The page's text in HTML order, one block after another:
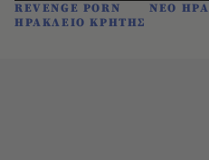
REVENGE PORN
ΝΕΟ
ΗΡΑΚΛΕΙΟ ΚΡΗΤΗΣ